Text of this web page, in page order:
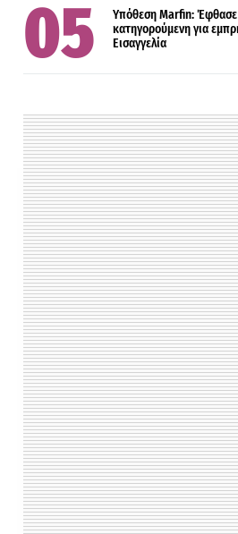
Υπόθεση Marfin: Έφθασε
κατηγορούμενη για
Εισαγγελία